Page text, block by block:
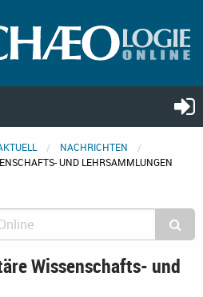
NACHRICHTEN
UND LEHRSAMMLUNGEN
Wissenschafts- und